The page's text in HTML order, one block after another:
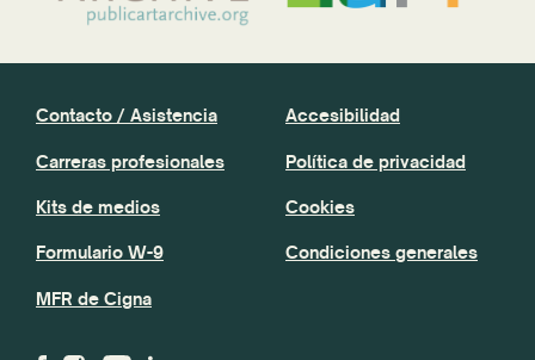
Contacto / Asistencia
Carreras profesionales
Kits de medios
Formulario W-9
MFR de Cigna
Accesibilidad
Política de privacidad
Cookies
Condiciones generales